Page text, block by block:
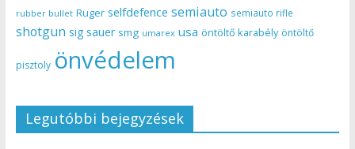
rubber bullet Ruger selfdefence semiauto semiauto rifle
shotgun sig sauer smg umarex usa öntöltő karabély öntöltő
pisztoly önvédelem
Legutóbbi bejegyzések